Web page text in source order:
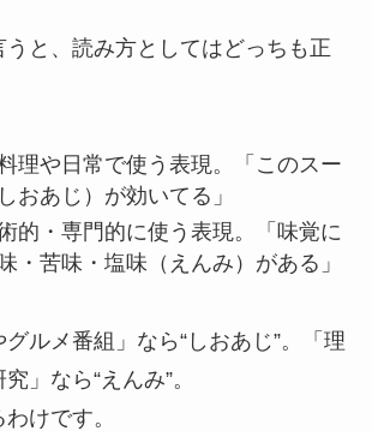
うと、読み方としてはどっちも正
料理や日常で使う表現。「このスー
おあじ）が効いてる」
的・専門的に使う表現。「味覚に
・苦味・塩味（えんみ）がある」
ルメ番組」なら“しおあじ”。「理
」なら“えんみ”。
けです。